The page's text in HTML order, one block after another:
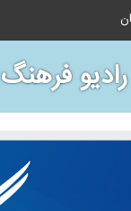
رادیو فرهنگ